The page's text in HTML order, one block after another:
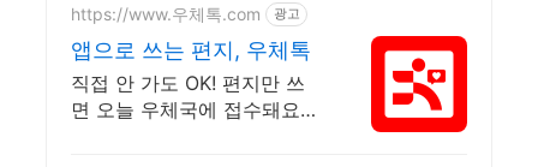
https://www.우체톡.com 광고
앱으로 쓰는 편지, 우체톡
직접 안 가도 OK! 편지만 쓰
면 오늘 우체국에 접수돼요